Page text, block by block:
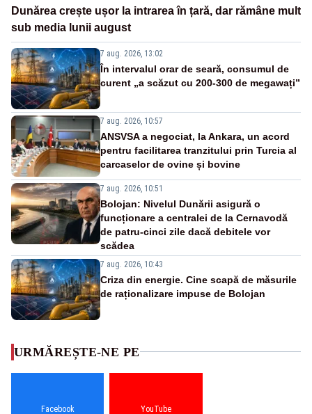
Dunărea crește ușor la intrarea în țară, dar rămâne mult
sub media lunii august
7 aug. 2026, 13:02
În intervalul orar de seară, consumul de
curent „a scăzut cu 200-300 de megawați”
7 aug. 2026, 10:57
ANSVSA a negociat, la Ankara, un acord
pentru facilitarea tranzitului prin Turcia al
carcaselor de ovine și bovine
7 aug. 2026, 10:51
Bolojan: Nivelul Dunării asigură o
funcționare a centralei de la Cernavodă
de patru-cinci zile dacă debitele vor
scădea
7 aug. 2026, 10:43
Criza din energie. Cine scapă de măsurile
de raționalizare impuse de Bolojan
URMĂREȘTE-NE PE
Facebook YouTube